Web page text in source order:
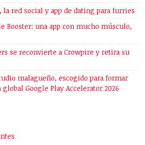
la red social y app de dating para furries
Booster: una app con mucho músculo,
se reconvierte a Crowpire y retira su
malagueño, escogido para formar
Google Play Accelerator 2026